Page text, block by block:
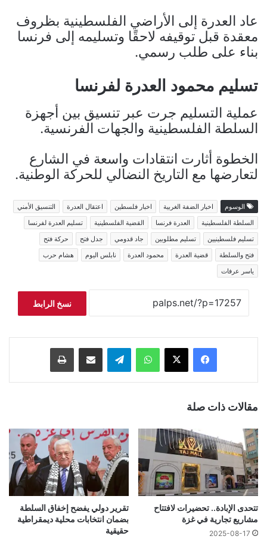
عاد العدرة إلى الأراضي الفلسطينية بظروف
معقدة قبل توقيفه لاحقًا وتسليمه إلى فرنسا
بناء على طلب رسمي.
تسليم محمود العدرة لفرنسا
عملية التسليم جرت عبر تنسيق بين أجهزة
السلطة الفلسطينية والجهات الفرنسية.
الخطوة أثارت انتقادات واسعة في الشارع
لتعارضها مع التاريخ النضالي للحركة الوطنية.
الوسوم اخبار الضفة الغربية اخبار فلسطين اعتقال العدرة
التنسيق الأمني
السلطة الفلسطينية
العدرة فرنسا القضية الفلسطينية
تسليم العدرة لفرنسا
تسليم فلسطينيين
تسليم مطلوبين جاد قدومي جدل فتح
حركة فتح
فتح والسلطة
قضية العدرة محمود العدرة نابلس اليوم
هشام حرب
ياسر عرفات
نسخ الرابط
فيسبوك ‫X واتساب تيلقرام مشاركة عبر البريد طباعة
مقالات ذات صلة
تتحدى الإبادة.. تحضيرات لافتتاح
مشاريع تجارية في غزة
2025-08-17
تقرير دولي يفضح إخفاق السلطة
بضمان انتخابات محلية ديمقراطية
حقيقية